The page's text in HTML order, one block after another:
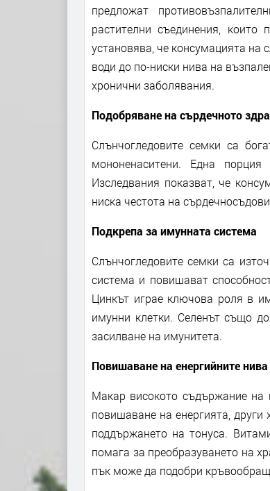
предложат
растителни съединения,
установява, че консумацията на
води до по-ниски нива на
хронични заболявания.
Подобряване на сърдечното
Слънчогледовите семки са
мононенаситени. Една
Изследвания показват, че
ниска честота на
Подкрепа за имунната система
Слънчогледовите семки са
система и повишават
Цинкът играе ключова роля в
имунни клетки. Селенът също
засилване на имунитета.
Повишаване на енергийните нива
Макар високото съдържание на
повишаване на енергията,
поддържането на тонуса.
помага за преобразуването на
пък може да подобри